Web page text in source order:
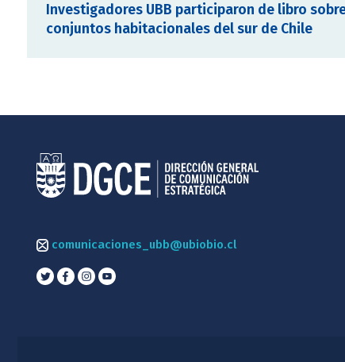
Investigadores UBB participaron de libro
conjuntos habitacionales del sur de Chile
comunicaciones_ubb@ubiobio.cl